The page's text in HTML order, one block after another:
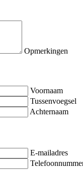
Opmerkingen
Voornaam
Tussenvoegsel
Achternaam
E-mailadres